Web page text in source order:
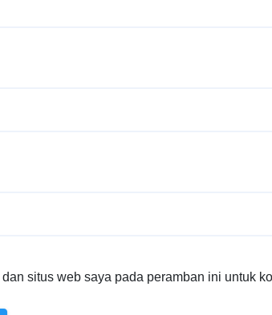
situs web saya pada peramban ini untuk